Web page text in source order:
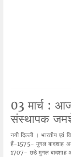
03 मार्च :
संस्थापक
नयी दिल्ली । भारतीय एवं
हैं-1575- मुगल बादशाह
1707- छठे मुगल बादशाह